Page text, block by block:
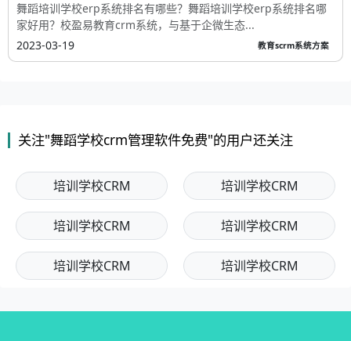
舞蹈培训学校erp系统排名有哪些？舞蹈培训学校erp系统排名哪
家好用？校盈易教育crm系统，与基于企微生态...
2023-03-19
教育scrm系统方案
关注"舞蹈学校crm管理软件免费"的用户还关注
培训学校CRM 培训学校CRM
培训学校CRM 培训学校CRM
培训学校CRM 培训学校CRM